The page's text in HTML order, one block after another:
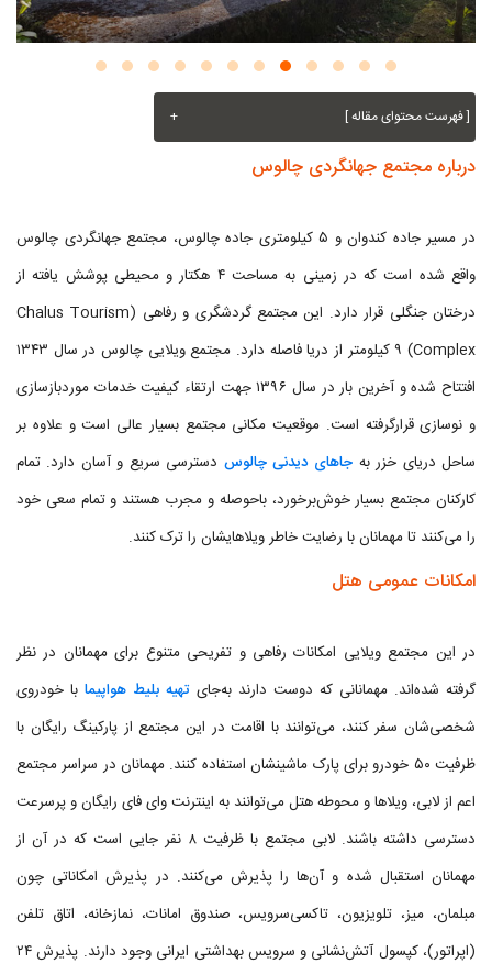
[ فهرست محتوای مقاله ] +
درباره مجتمع جهانگردی چالوس
در مسیر جاده کندوان و ۵ کیلومتری جاده چالوس، مجتمع جهانگردی چالوس
واقع شده است که در زمینی به مساحت ۴ هکتار و محیطی پوشش یافته از
درختان جنگلی قرار دارد. این مجتمع گردشگری و رفاهی (Chalus Tourism
Complex) ۹ کیلومتر از دریا فاصله دارد. مجتمع ویلایی چالوس در سال ۱۳۴۳
افتتاح شده و آخرین بار در سال ۱۳۹۶ جهت ارتقاء کیفیت خدمات موردبازسازی
و نوسازی قرارگرفته است. موقعیت مکانی مجتمع بسیار عالی است و علاوه بر
ساحل دریای خزر به جاهای دیدنی چالوس دسترسی سریع و آسان دارد. تمام
کارکنان مجتمع بسیار خوش‌برخورد، باحوصله و مجرب هستند و تمام سعی خود
را می‌کنند تا مهمانان با رضایت خاطر ویلاهایشان را ترک کنند.
امکانات عمومی هتل
در این مجتمع ویلایی امکانات رفاهی و تفریحی متنوع برای مهمانان در نظر
گرفته شده‌اند. مهمانانی که دوست دارند به‌جای تهیه بلیط هواپیما با خودروی
شخصی‌شان سفر کنند، می‌توانند با اقامت در این مجتمع از پارکینگ رایگان با
ظرفیت ۵۰ خودرو برای پارک ماشینشان استفاده کنند. مهمانان در سراسر مجتمع
اعم از لابی، ویلاها و محوطه هتل می‌توانند به اینترنت وای فای رایگان و پرسرعت
دسترسی داشته باشند. لابی مجتمع با ظرفیت ۸ نفر جایی است که در آن از
مهمانان استقبال شده و آن‌ها را پذیرش می‌کنند. در پذیرش امکاناتی چون
مبلمان، میز، تلویزیون، تاکسی‌سرویس، صندوق امانات، نمازخانه، اتاق تلفن
(اپراتور)، کپسول آتش‌نشانی و سرویس بهداشتی ایرانی وجود دارند. پذیرش ۲۴